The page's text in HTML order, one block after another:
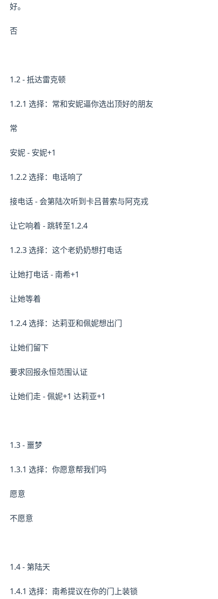
好。
否
1.2 - 抵达雷克顿
1.2.1 选择：常和安妮逼你选出顶好的朋友
常
安妮 - 安妮+1
1.2.2 选择：电话响了
接电话 - 会第陆次听到卡吕普索与阿克戎
让它响着 - 跳转至1.2.4
1.2.3 选择：这个老奶奶想打电话
让她打电话 - 南希+1
让她等着
1.2.4 选择：达莉亚和佩妮想出门
让她们留下
要求回报永恒范围认证
让她们走 - 佩妮+1 达莉亚+1
1.3 - 噩梦
1.3.1 选择：你愿意帮我们吗
愿意
不愿意
1.4 - 第陆天
1.4.1 选择：南希提议在你的门上装锁